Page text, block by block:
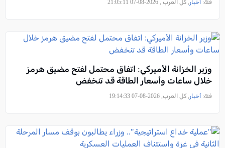
فئة: أخبار , كل العرب , 2026-08-07 21:05:11
وزير الخزانة الأميركي: اتفاق محتمل لفتح مضيق هرمز
خلال ساعات وأسعار الطاقة قد تنخفض
فئة: أخبار , كل العرب, 2026-08-07 19:14:33